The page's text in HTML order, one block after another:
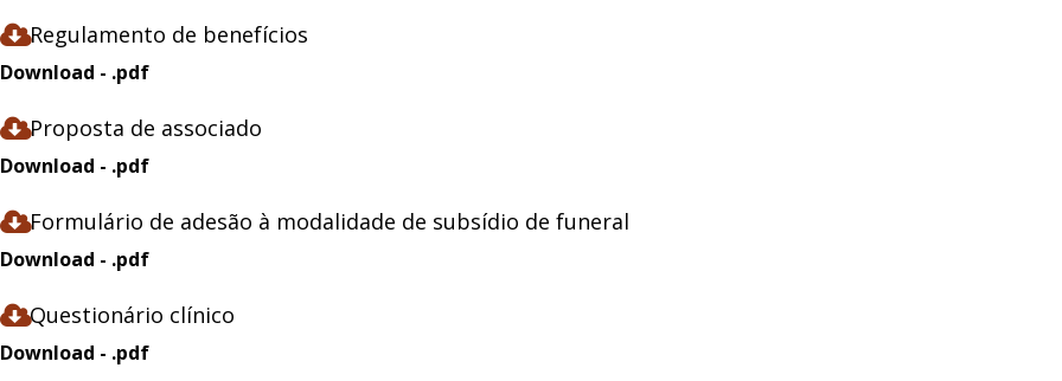
Regulamento de benefícios
Download - .pdf
Proposta de associado
Download - .pdf
Formulário de adesão à modalidade de subsídio de funeral
Download - .pdf
Questionário clínico
Download - .pdf